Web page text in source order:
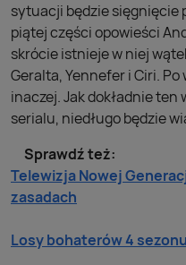
sytuacji będzie sięgnięcie
piątej części opowieści
skrócie istnieje w niej
Geralta, Yennefer i Ciri.
inaczej. Jak dokładnie
serialu, niedługo będzie
Sprawdź też:
Telewizja Nowej
zasadach
Losy bohaterów 4